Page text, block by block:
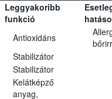
Leggyakoribb
funkció
Antioxidáns
Stabilizátor
Stabilizátor
Kelátképző
anyag,